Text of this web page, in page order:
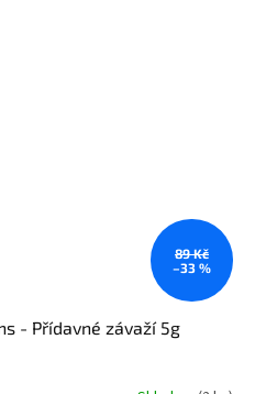
89 Kč
–33 %
- Přídavné závaží 5g